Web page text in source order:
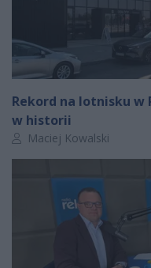
Rekord na lotnisku w
w historii
Autor artykułu:
Maciej Kowalski